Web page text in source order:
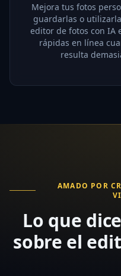
Mejora tus fotos
guardarlas o
editor de fotos con IA
rápidas en línea
resulta
AMADO POR
Lo que
sobre el